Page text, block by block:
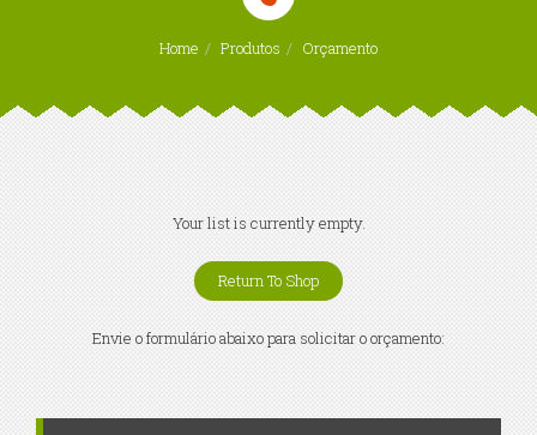
Home Produtos Orçamento
Your list is currently empty.
Return To Shop
Envie o formulário abaixo para solicitar o orçamento: